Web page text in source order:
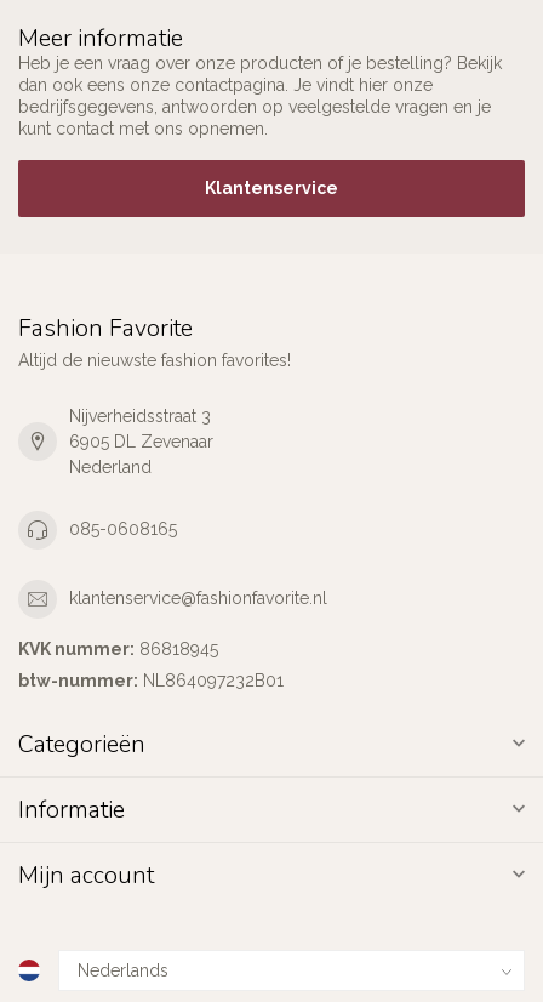
Meer informatie
Heb je een vraag over onze producten of je bestelling? Bekijk
dan ook eens onze contactpagina. Je vindt hier onze
bedrijfsgegevens, antwoorden op veelgestelde vragen en je
kunt contact met ons opnemen.
Klantenservice
Fashion Favorite
Altijd de nieuwste fashion favorites!
Nijverheidsstraat 3
6905 DL Zevenaar
Nederland
085-0608165
klantenservice@fashionfavorite.nl
KVK nummer: 86818945
btw-nummer: NL864097232B01
Categorieën
Informatie
Mijn account